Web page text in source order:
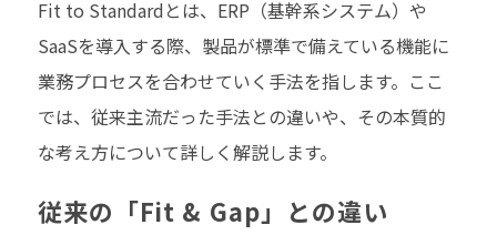
Fit to Standardとは、ERP（基幹系システム）や
SaaSを導入する際、製品が標準で備えている機能に
業務プロセスを合わせていく手法を指します。ここ
では、従来主流だった手法との違いや、その本質的
な考え方について詳しく解説します。
従来の「Fit & Gap」との違い